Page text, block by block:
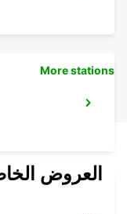
More stations
العروض